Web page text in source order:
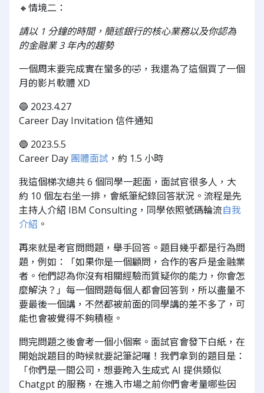
🔸情境二：
請以 1 分鐘的時間，簡述銀行的核心業務以及你認為
的金融業 3 年內的趨勢
一個周末要完成實在蠻多的🤣，我還為了這個買了一個
月的影片軟體 XD
🔵 2023.4.27
Career Day Invitation 信件通知
🔵 2023.5.5
Career Day 團體面試 ，約 1.5 小時
我這個梯次總共 6 個同學一起面，面試官很多人，大
約 10 個左右坐一排，會紙筆紀錄回答狀況。流程是先
主持人介紹 IBM Consulting，同學依照號碼輪流自我
介紹 。
再來就是考官問問題，舉手回答。題目幾乎都是行為問
題，例如：「如果你是一個顧問，合作的客戶是金融業
者。他們認為你沒有相關經驗而質疑你的能力，你會怎
麼解決？」每一個問題每個人都會回答到，所以盡量不
要最後一個講，不然都被前面的同學講的差不多了，可
能也會被覺得不夠積極。
問完問題之後會考一個小個案。面試官會發下白紙，在
開始說題目的時候就要記筆記囉！我們拿到的題目是：
「你們是一間公司，想要跨入生成式 AI 提供類似
Chatgpt 的服務，在進入市場之前你們會考量哪些因